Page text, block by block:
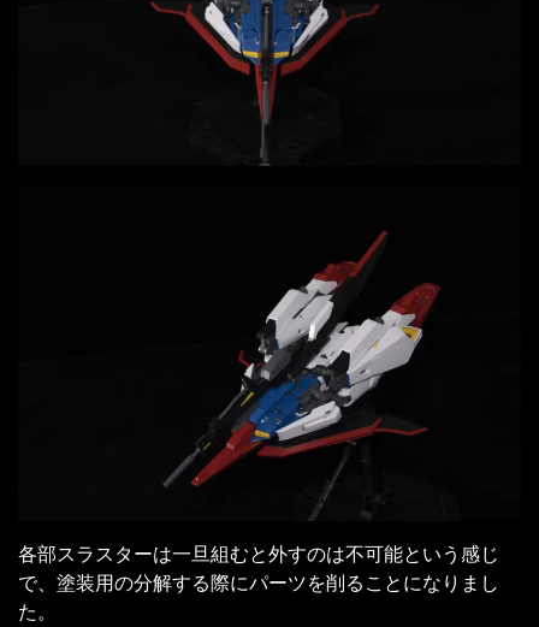
各部スラスターは一旦組むと外すのは不可能という感じ
で、塗装用の分解する際にパーツを削ることになりまし
た。